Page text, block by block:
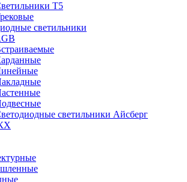
Т5
светильники
светильники Айсберг